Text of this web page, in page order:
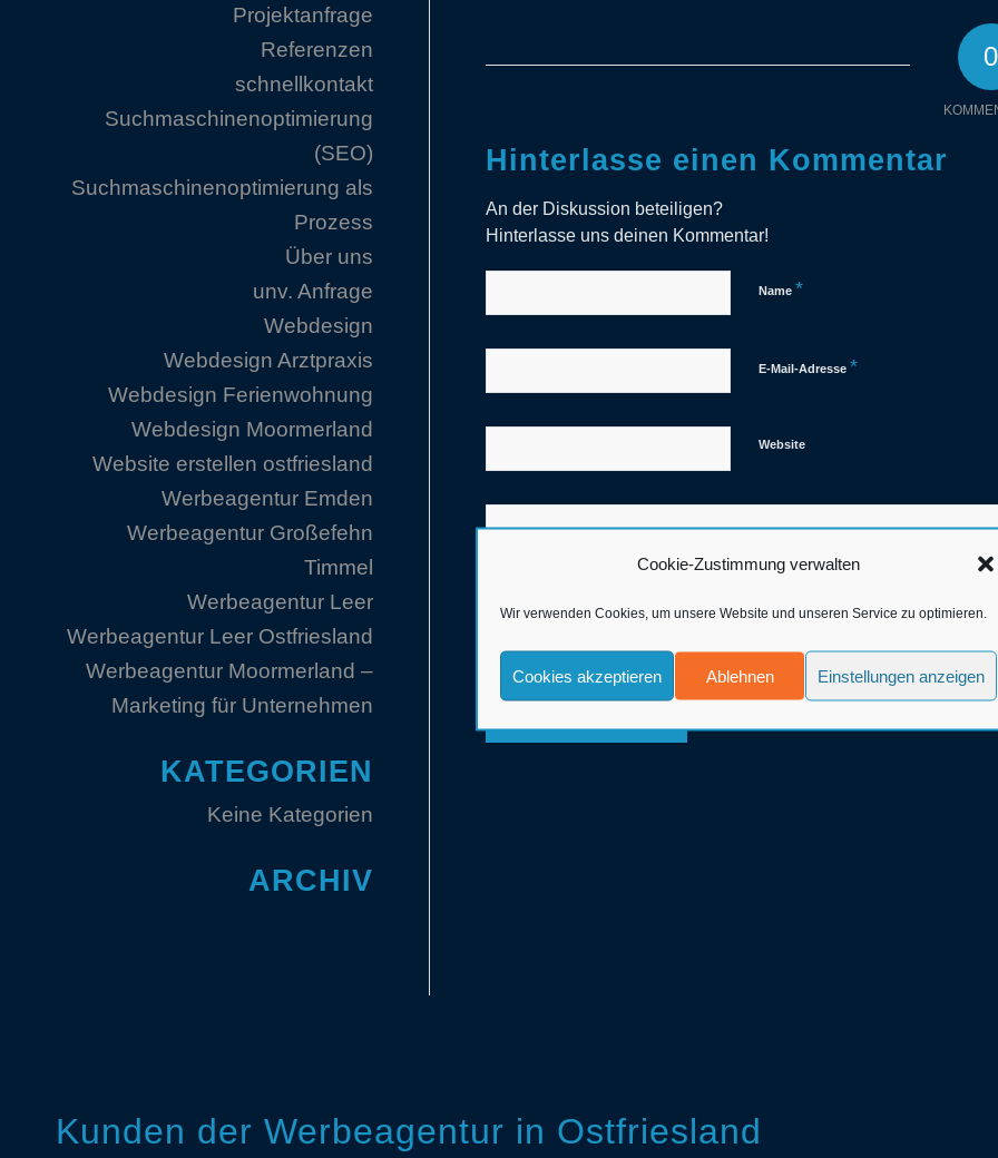
Cookie-Zustimmung verwalten
Wir verwenden Cookies, um unsere Website und unseren Service zu optimieren.
Cookies akzeptieren Ablehnen Einstellungen anzeigen
0
Hinterlasse einen Kommentar
An der Diskussion beteiligen?
Hinterlasse uns deinen Kommentar!
Name *
E-Mail-Adresse *
Website
Projektanfrage
Referenzen
schnellkontakt
Suchmaschinenoptimierung
(SEO)
Suchmaschinenoptimierung als
Prozess
Über uns
unv. Anfrage
Webdesign
Webdesign Arztpraxis
Webdesign Ferienwohnung
Webdesign Moormerland
Website erstellen ostfriesland
Werbeagentur Emden
Werbeagentur Großefehn
Timmel
Werbeagentur Leer
Werbeagentur Leer Ostfriesland
Werbeagentur Moormerland –
Marketing für Unternehmen
KATEGORIEN
Keine Kategorien
ARCHIV
Kunden der Werbeagentur in Ostfriesland